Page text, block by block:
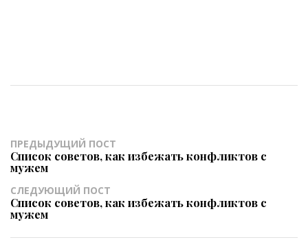
ПРЕДЫДУЩИЙ ПОСТ
Список советов, как избежать конфликтов с
мужем
СЛЕДУЮЩИЙ ПОСТ
Список советов, как избежать конфликтов с
мужем